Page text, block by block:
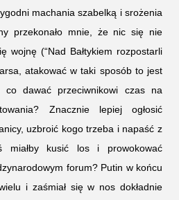
machania szabelką i srożenia
przekonało mnie, że nic się nie
wojnę (“Nad Bałtykiem rozpostarli
atakować w taki sposób to jest
co dawać przeciwnikowi czas na
Znacznie lepiej ogłosić
uzbroić kogo trzeba i napaść z
miałby kusić los i prowokować
forum? Putin w końcu
i zaśmiał się w nos dokładnie